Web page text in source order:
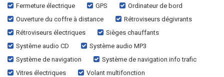
Fermeture électrique
GPS
Ordinateur de bord
Ouverture du coffre à distance
Rétroviseurs dégivrants
Rétroviseurs électriques
Sièges chauffants
Système audio CD
Système audio MP3
Système de navigation
Système de navigation info trafic
Vitres électriques
Volant multifonction